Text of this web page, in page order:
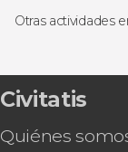
Akihabara
Free tours
Gastronomía
Tarjetas
Otras actividades
Entrada al
Tour en kart
Visita guiada
Civitatis
Quiénes